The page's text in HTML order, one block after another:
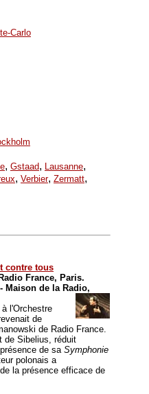
Carlo
, Gstaad, Lausanne,
, Verbier, Zermatt,
contre tous
France, Paris.
Maison de la Radio,
l'Orchestre
de
de Radio France.
de Sibelius, réduit
de sa Symphonie
polonais a
la présence efficace de